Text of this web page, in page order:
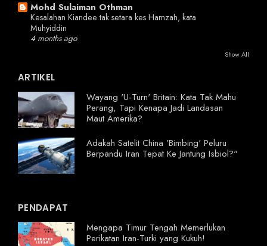
Mohd Sulaiman Othman
Kesalahan Kiandee tak setara kes Hamzah, kata
Muhyiddin
4 months ago
Show All
ARTIKEL
Wayang 'U-Turn' Britain: Kata Tak Mahu
Perang, Tapi Kenapa Jadi Landasan
Maut Amerika?
Adakah Satelit China 'Bimbing' Peluru
Berpandu Iran Tepat Ke Jantung Isbiol?"
PENDAPAT
Mengapa Timur Tengah Memerlukan
Perikatan Iran-Turki yang Kukuh!